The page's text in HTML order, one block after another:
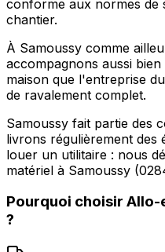
conforme aux normes de
chantier.
À Samoussy comme
accompagnons aussi
maison que l'entreprise
de ravalement complet.
Samoussy fait partie des
livrons régulièrement des
louer un utilitaire : nous
matériel à Samoussy
Pourquoi choisir Allo-
?